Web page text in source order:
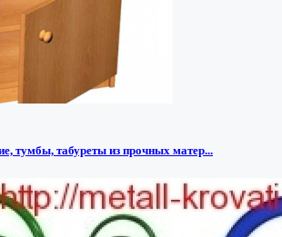
тумбы, табуреты из прочных матер...